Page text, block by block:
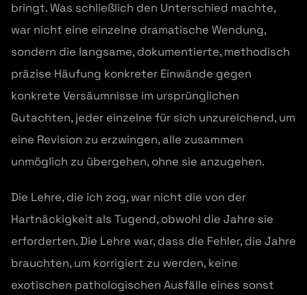
bringt. Was schließlich den Unterschied machte,
war nicht eine einzelne dramatische Wendung,
sondern die langsame, dokumentierte, methodisch
präzise Häufung konkreter Einwände gegen
konkrete Versäumnisse im ursprünglichen
Gutachten, jeder einzelne für sich unzureichend, um
eine Revision zu erzwingen, alle zusammen
unmöglich zu übergehen, ohne sie anzugehen.
Die Lehre, die ich zog, war nicht die von der
Hartnäckigkeit als Tugend, obwohl die Jahre sie
erforderten. Die Lehre war, dass die Fehler, die Jahre
brauchten, um korrigiert zu werden, keine
exotischen pathologischen Ausfälle eines sonst